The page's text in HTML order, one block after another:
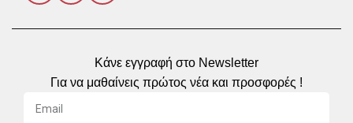
Κάνε εγγραφή στο Newsletter
Για να μαθαίνεις πρώτος νέα και προσφορές !